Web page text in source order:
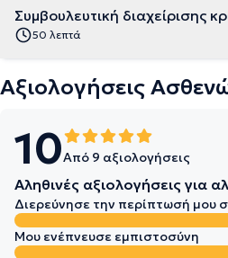
Συμβουλευτική διαχείρισης
50 λεπτά
Αξιολογήσεις
10Από 9 αξιολογήσεις
Αληθινές αξιολογήσεις για
Διερεύνησε την περίπτωσή μου
Μου ενέπνευσε εμπιστοσύνη